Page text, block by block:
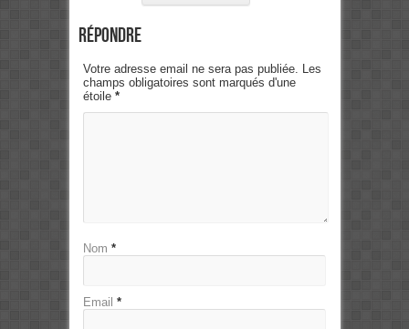
Répondre
Votre adresse email ne sera pas publiée. Les
champs obligatoires sont marqués d'une
étoile *
Nom *
Email *